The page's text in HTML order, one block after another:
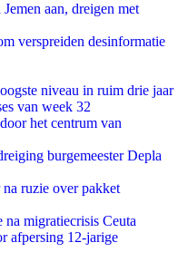
aan, dreigen met
verspreiden desinformatie
niveau in ruim drie jaar
van week 32
het centrum van
burgemeester Depla
ruzie over pakket
migratiecrisis Ceuta
afpersing 12-jarige